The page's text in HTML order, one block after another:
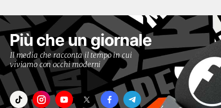
Più che un giornale
Il media che racconta il tempo in cui
viviamo con occhi moderni